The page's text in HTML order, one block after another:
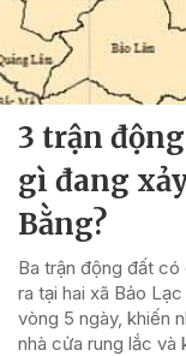
3 trận
gì đang
Bằng?
Ba trận động đất
ra tại hai xã Bảo
vòng 5 ngày, khiến
nhà cửa rung lắc và